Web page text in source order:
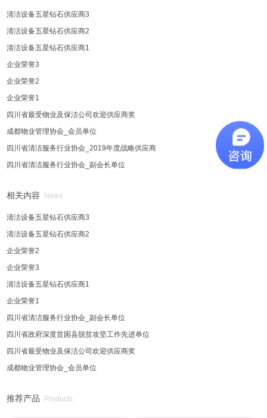
清洁设备五星钻石供应商3
清洁设备五星钻石供应商2
清洁设备五星钻石供应商1
企业荣誉3
企业荣誉2
企业荣誉1
四川省最受物业及保洁公司欢迎供应商奖
成都物业管理协会_会员单位
四川省清洁服务行业协会_2019年度战略供应商
四川省清洁服务行业协会_副会长单位
相关内容 News
清洁设备五星钻石供应商3
清洁设备五星钻石供应商2
企业荣誉2
企业荣誉3
清洁设备五星钻石供应商1
企业荣誉1
四川省清洁服务行业协会_副会长单位
四川省政府深度贫困县脱贫攻坚工作先进单位
四川省最受物业及保洁公司欢迎供应商奖
成都物业管理协会_会员单位
推荐产品 Products